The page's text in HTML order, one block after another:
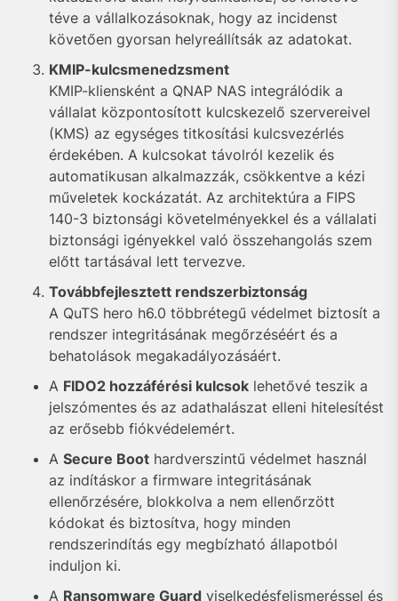
téve a vállalkozásoknak, hogy az incidenst
követően gyorsan helyreállítsák az adatokat.
KMIP-kulcsmenedzsment
KMIP-kliensként a QNAP NAS integrálódik a
vállalat központosított kulcskezelő szervereivel
(KMS) az egységes titkosítási kulcsvezérlés
érdekében. A kulcsokat távolról kezelik és
automatikusan alkalmazzák, csökkentve a kézi
műveletek kockázatát. Az architektúra a FIPS
140-3 biztonsági követelményekkel és a vállalati
biztonsági igényekkel való összehangolás szem
előtt tartásával lett tervezve.
Továbbfejlesztett rendszerbiztonság
A QuTS hero h6.0 többrétegű védelmet biztosít a
rendszer integritásának megőrzéséért és a
behatolások megakadályozásáért.
A FIDO2 hozzáférési kulcsok lehetővé teszik a
jelszómentes és az adathalászat elleni hitelesítést
az erősebb fiókvédelemért.
A Secure Boot hardverszintű védelmet használ
az indításkor a firmware integritásának
ellenőrzésére, blokkolva a nem ellenőrzött
kódokat és biztosítva, hogy minden
rendszerindítás egy megbízható állapotból
induljon ki.
A Ransomware Guard viselkedésfelismeréssel és